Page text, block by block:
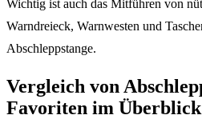
Wichtig ist auch das Mitführen von
Warndreieck, Warnwesten und
Abschleppstange.
Vergleich von
Favoriten im Überblick